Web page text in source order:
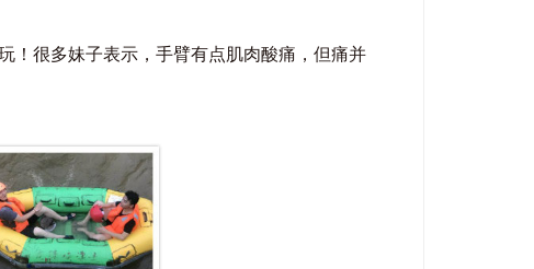
！很多妹子表示，手臂有点肌肉酸痛，但痛并